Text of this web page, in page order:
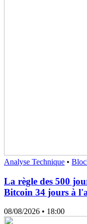
Analyse Technique •
La règle des 500
Bitcoin 34 jours à
08/08/2026 • 18:00